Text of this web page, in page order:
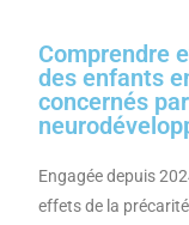
Comprendre
des enfants
concernés
Engagée depuis
effets de la